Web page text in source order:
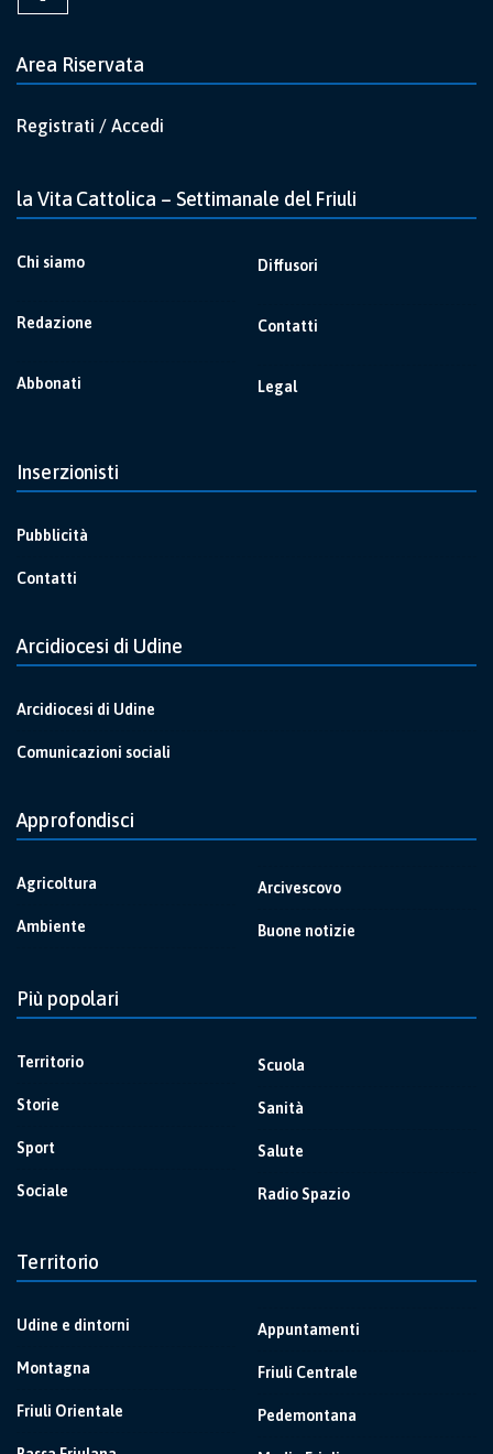
Area Riservata
Registrati / Accedi
la Vita Cattolica – Settimanale del Friuli
Chi siamo
Redazione
Abbonati
Diffusori
Contatti
Legal
Inserzionisti
Pubblicità
Contatti
Arcidiocesi di Udine
Arcidiocesi di Udine
Comunicazioni sociali
Approfondisci
Agricoltura
Ambiente
Arcivescovo
Buone notizie
Più popolari
Territorio
Storie
Sport
Sociale
Scuola
Sanità
Salute
Radio Spazio
Territorio
Udine e dintorni
Montagna
Friuli Orientale
Appuntamenti
Friuli Centrale
Pedemontana